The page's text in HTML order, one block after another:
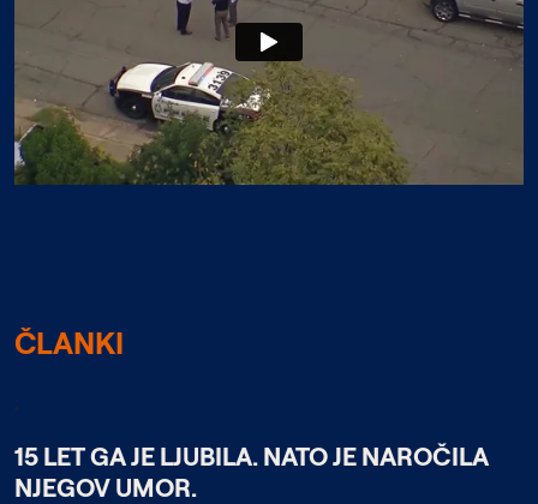
ČLANKI
;
15 LET GA JE LJUBILA. NATO JE NAROČILA
NJEGOV UMOR.